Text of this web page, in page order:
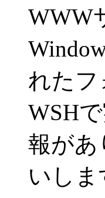
WWW
れた
WSH
報があ
いしま